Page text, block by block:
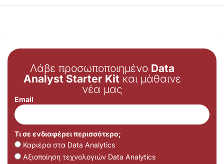
Λάβε προσωποποιημένο Data
Analyst Starter Kit και μάθαινε
νέα μας
Email
Τι σε ενδιαφέρει περισσότερο;
Καριέρα στα Data Analytics
Αξιοποίηση τεχνολογιών Data Analytics